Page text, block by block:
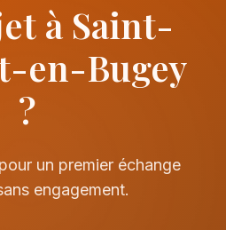
à Saint-
en-Bugey
?
un premier échange
engagement.